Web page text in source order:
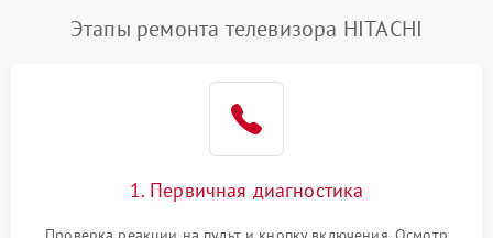
Этапы ремонта телевизора HITACHI
1. Первичная диагностика